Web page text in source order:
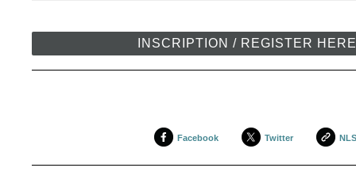
INSCRIPTION / REGISTER
Facebook Twitter